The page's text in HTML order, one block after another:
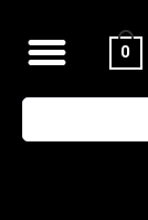
0